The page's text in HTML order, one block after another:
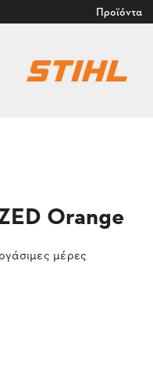
Προϊόντα
Orange
μέρες